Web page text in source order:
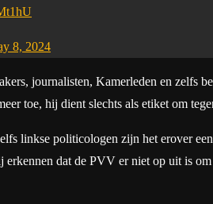
8, 2024
journalisten, Kamerleden en zelfs
toe, hij dient slechts als etiket om
linkse politicologen zijn het erover
erkennen dat de PVV er niet op uit is